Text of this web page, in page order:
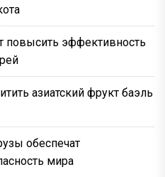
эффективность
азиатский фрукт баэль
обеспечат
мира